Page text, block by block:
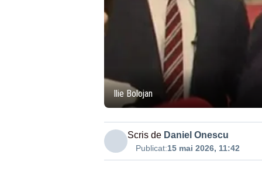
Ilie Bolojan
Scris de Daniel Onescu
Publicat:15 mai 2026, 11:42